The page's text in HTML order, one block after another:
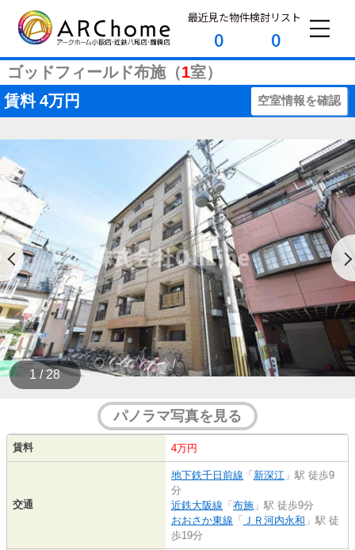
最近見た物件
0
検討リスト
0
ゴッドフィールド布施（1室）
賃料 4万円 空室情報を確認
1 / 28
パノラマ写真を見る
賃料 4万円
交通
地下鉄千日前線 「 新深江 」駅 徒歩9
分
近鉄大阪線 「 布施 」駅 徒歩9分
おおさか東線 「 ＪＲ河内永和 」駅 徒
歩19分